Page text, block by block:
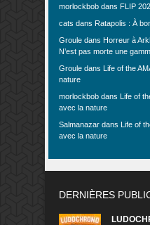
morlockbob dans FLIP
cats dans Ratapolis : À
Groule dans Horreur à
N’est pas morte une
Groule dans Life of the
nature
morlockbob dans Life of
avec la nature
Salmanazar dans Life of
avec la nature
DERNIÈRES